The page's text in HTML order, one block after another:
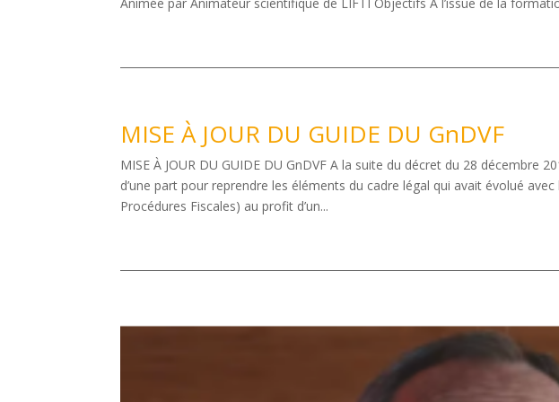
MISE À JOUR DU GUIDE DU GnDVF
MISE À JOUR DU GUIDE DU GnDVF A la suite du décret du 28 décembre
d’une part pour reprendre les éléments du cadre légal qui avait évolué
Procédures Fiscales) au profit d’un...